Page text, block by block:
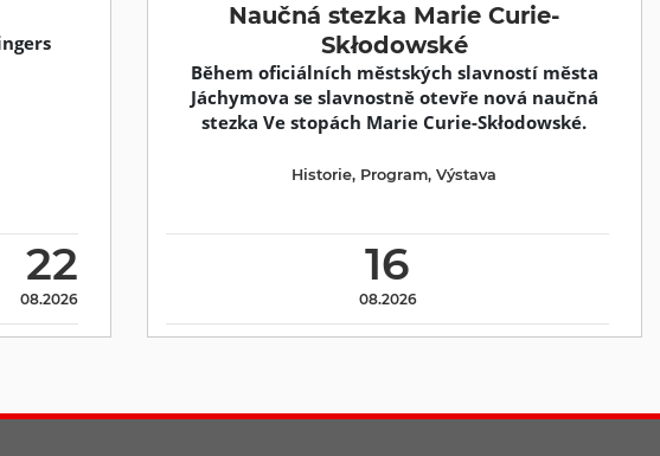
22
08.2026
Naučná stezka Marie Curie-
Skłodowské
Během oficiálních městských slavností města
Jáchymova se slavnostně otevře nová naučná
stezka Ve stopách Marie Curie-Skłodowské.
16
08.2026
Historie, Program,Výstava